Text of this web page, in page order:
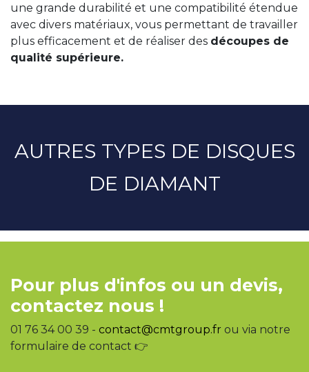
une grande durabilité et une compatibilité étendue
avec divers matériaux, vous permettant de travailler
plus efficacement et de réaliser des découpes de
qualité supérieure.
AUTRES TYPES DE DISQUES
DE DIAMANT
Pour plus d'infos ou un devis,
contactez nous !
01 76 34 00 39 - contact@cmtgroup.fr ou via notre
formulaire de contact 👉